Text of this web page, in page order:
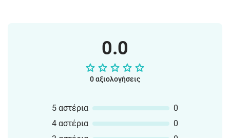
0.0
0 αξιολογήσεις
5 αστέρια
0
4 αστέρια
0